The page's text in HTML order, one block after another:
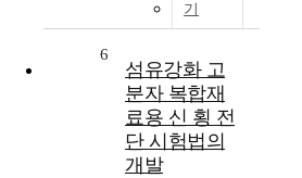
기
6
섬유강화 고
분자 복합재
료용 신 횡 전
단 시험법의
개발